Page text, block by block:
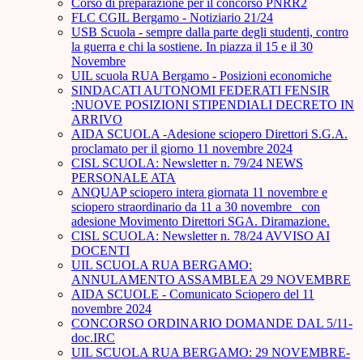
Corso di preparazione per il concorso PNRR2
FLC CGIL Bergamo - Notiziario 21/24
USB Scuola - sempre dalla parte degli studenti, contro
la guerra e chi la sostiene. In piazza il 15 e il 30
Novembre
UIL scuola RUA Bergamo - Posizioni economiche
SINDACATI AUTONOMI FEDERATI FENSIR
:NUOVE POSIZIONI STIPENDIALI DECRETO IN
ARRIVO
AIDA SCUOLA -Adesione sciopero Direttori S.G.A.
proclamato per il giorno 11 novembre 2024
CISL SCUOLA: Newsletter n. 79/24 NEWS
PERSONALE ATA
ANQUAP sciopero intera giornata 11 novembre e
sciopero straordinario da 11 a 30 novembre_ con
adesione Movimento Direttori SGA. Diramazione.
CISL SCUOLA: Newsletter n. 78/24 AVVISO AI
DOCENTI
UIL SCUOLA RUA BERGAMO:
ANNULAMENTO ASSAMBLEA 29 NOVEMBRE
AIDA SCUOLE - Comunicato Sciopero del 11
novembre 2024
CONCORSO ORDINARIO DOMANDE DAL 5/11-
doc.IRC
UIL SCUOLA RUA BERGAMO: 29 NOVEMBRE-